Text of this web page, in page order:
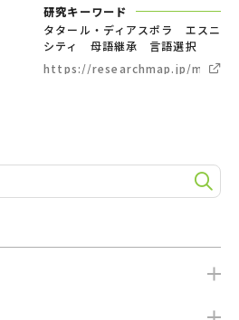
研究キーワード
タタール・ディアスポラ エスニ
シティ 母語継承 言語選択
https://researchmap.jp/